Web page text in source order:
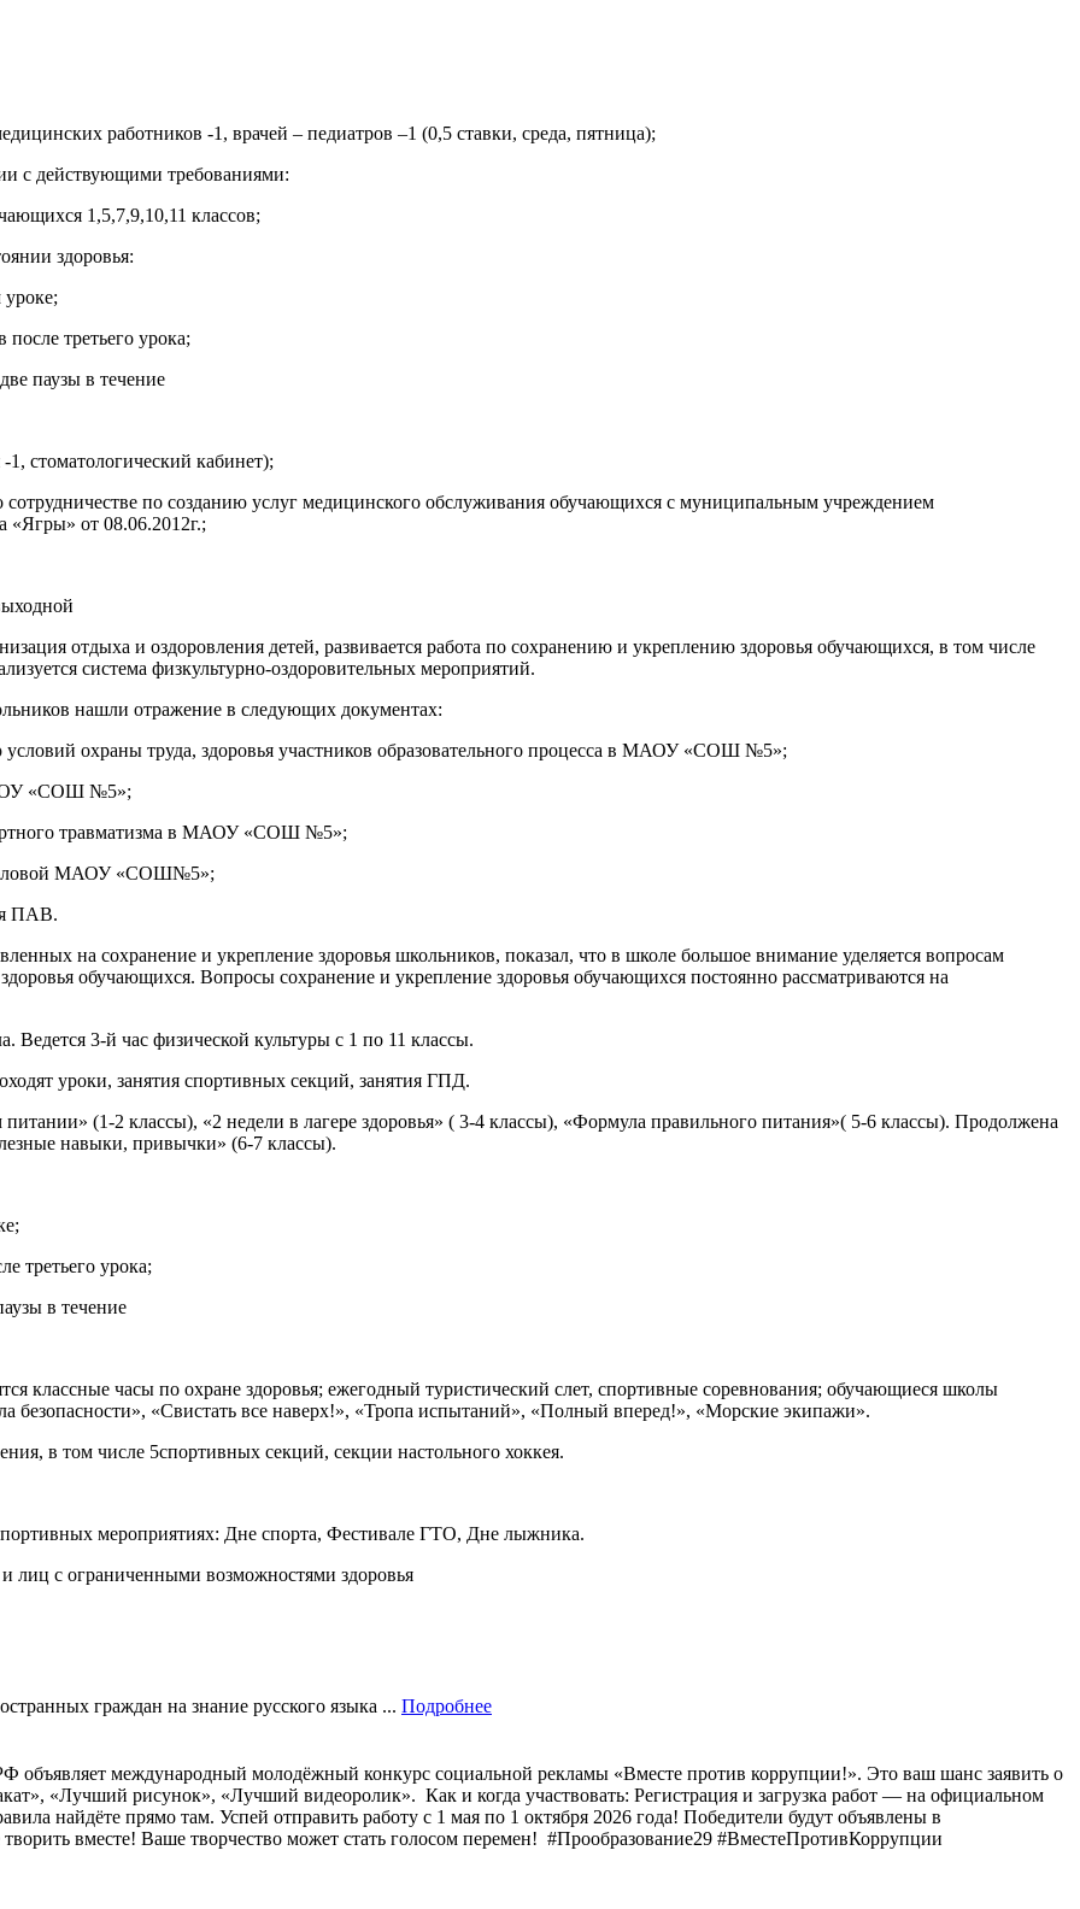
работников -1, врачей – педиатров –1 (0,5 ставки, среда, пятница);
с действующими требованиями:
1,5,7,9,10,11 классов;
здоровья:
уроке;
третьего урока;
паузы в течение
стоматологический кабинет);
по созданию услуг медицинского обслуживания обучающихся с муниципальным учреждением
«Ягры» от 08.06.2012г.;
отдыха и оздоровления детей, развивается работа по сохранению и укреплению здоровья обучающихся, в том числе
система физкультурно-оздоровительных мероприятий.
нашли отражение в следующих документах:
охраны труда, здоровья участников образовательного процесса в МАОУ «СОШ №5»;
«СОШ №5»;
травматизма в МАОУ «СОШ №5»;
МАОУ «СОШ№5»;
ПАВ.
на сохранение и укрепление здоровья школьников, показал, что в школе большое внимание уделяется вопросам
обучающихся. Вопросы сохранение и укрепление здоровья обучающихся постоянно рассматриваются на
3-й час физической культуры с 1 по 11 классы.
уроки, занятия спортивных секций, занятия ГПД.
(1-2 классы), «2 недели в лагере здоровья» ( 3-4 классы), «Формула правильного питания»( 5-6 классы). Продолжена
навыки, привычки» (6-7 классы).
третьего урока;
в течение
классные часы по охране здоровья; ежегодный туристический слет, спортивные соревнования; обучающиеся школы
безопасности», «Свистать все наверх!», «Тропа испытаний», «Полный вперед!», «Морские экипажи».
в том числе 5спортивных секций, секции настольного хоккея.
мероприятиях: Дне спорта, Фестивале ГТО, Дне лыжника.
лиц с ограниченными возможностями здоровья
граждан на знание русского языка ... Подробнее
объявляет международный молодёжный конкурс социальной рекламы «Вместе против коррупции!». Это ваш шанс заявить о
«Лучший рисунок», «Лучший видеоролик». ⁣ Как и когда участвовать: Регистрация и загрузка работ — на официальном
найдёте прямо там. Успей отправить работу с 1 мая по 1 октября 2026 года! Победители будут объявлены в
вместе! Ваше творчество может стать голосом перемен! ⁣ #Прообразование29 #ВместеПротивКоррупции